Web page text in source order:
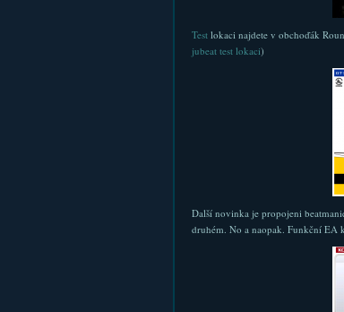
Testlokaci najdete v obchoďák
jubeat test lokaci)
Další novinka je propojeni
druhém. No a naopak. Funkční EA